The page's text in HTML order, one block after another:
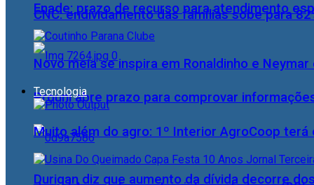
CNC: endividamento das famílias sobe para
Prouni abre prazo para comprovar
Durigan diz que aumento da dívida decorre
Enade: prazo de recurso para atendimento
Novo meia se inspira em Ronaldinho e
Tecnologia
Muito além do agro: 1º Interior AgroCoop